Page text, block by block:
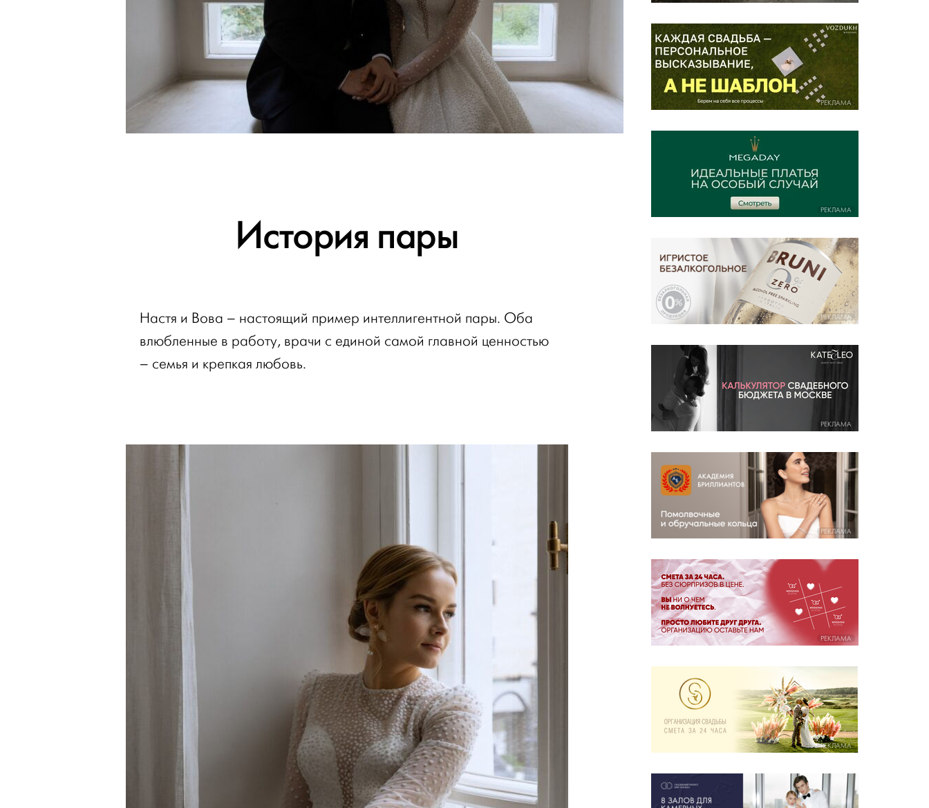
История пары
Настя и Вова – настоящий пример интеллигентной пары. Оба
влюбленные в работу, врачи с единой самой главной ценностью
– семья и крепкая любовь.
РЕКЛАМА
РЕКЛАМА
РЕКЛАМА
РЕКЛАМА
РЕКЛАМА
РЕКЛАМА
РЕКЛАМА